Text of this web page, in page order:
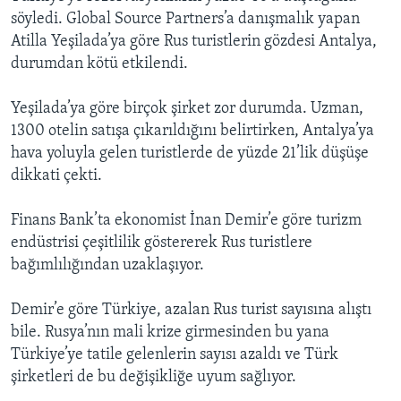
söyledi. Global Source Partners’a danışmalık yapan
Atilla Yeşilada’ya göre Rus turistlerin gözdesi Antalya,
durumdan kötü etkilendi.
Yeşilada’ya göre birçok şirket zor durumda. Uzman,
1300 otelin satışa çıkarıldığını belirtirken, Antalya’ya
hava yoluyla gelen turistlerde de yüzde 21’lik düşüşe
dikkati çekti.
Finans Bank’ta ekonomist İnan Demir’e göre turizm
endüstrisi çeşitlilik göstererek Rus turistlere
bağımlılığından uzaklaşıyor.
Demir’e göre Türkiye, azalan Rus turist sayısına alıştı
bile. Rusya’nın mali krize girmesinden bu yana
Türkiye’ye tatile gelenlerin sayısı azaldı ve Türk
şirketleri de bu değişikliğe uyum sağlıyor.